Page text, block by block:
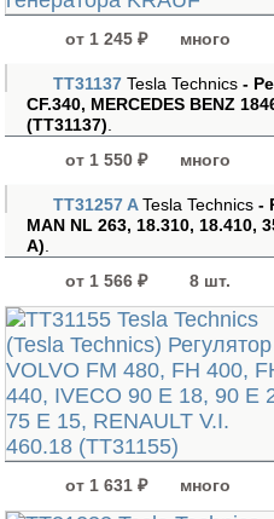
от 1 245 ₽ много
TT31137 Tesla Technics -
CF.340, MERCEDES BENZ
(TT31137)
от 1 550 ₽
много
TT31257 ATesla Technics -
MAN NL 263, 18.310, 18.410,
A)
от 1 566 ₽
8 шт.
от 1 631 ₽ много